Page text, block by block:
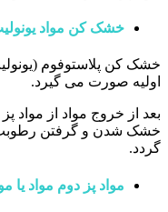
خشک کن مواد
خشک کن پلاستوفوم
اولیه صورت می گیرد.
بعد از خروج مواد از مواد
خشک شدن و گرفتن
گردد.
مواد پز دوم مواد یا